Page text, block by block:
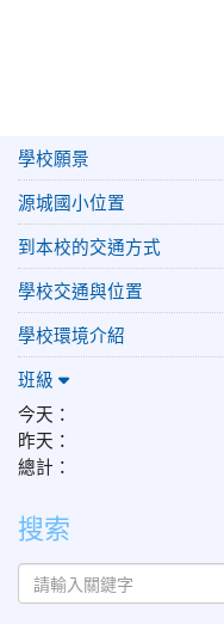
學校願景
源城國小位置
到本校的交通方式
學校交通與位置
學校環境介紹
班級
今天：
昨天：
總計：
搜索